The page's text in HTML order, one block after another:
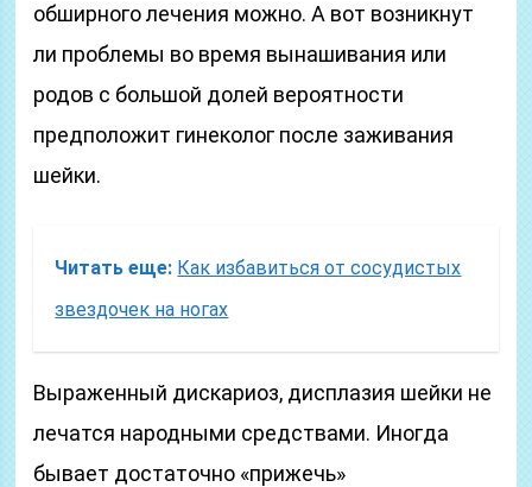
обширного лечения можно. А вот возникнут
ли проблемы во время вынашивания или
родов с большой долей вероятности
предположит гинеколог после заживания
шейки.
Читать еще: Как избавиться от сосудистых
звездочек на ногах
Выраженный дискариоз, дисплазия шейки не
лечатся народными средствами. Иногда
бывает достаточно «прижечь»